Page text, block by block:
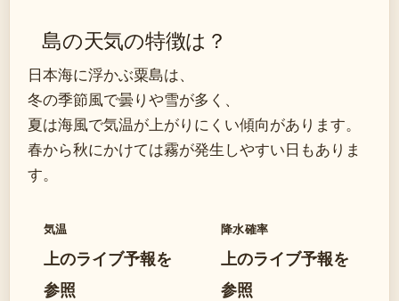
島の天気の特徴は？
日本海に浮かぶ粟島は、
冬の季節風で曇りや雪が多く、
夏は海風で気温が上がりにくい傾向があります。
春から秋にかけては霧が発生しやすい日もありま
す。
気温
上のライブ予報を
参照
降水確率
上のライブ予報を
参照